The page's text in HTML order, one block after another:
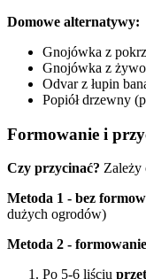
Domowe alternatywy:
Gnojówka z
Gnojówka z
Odvar z łupin
Popiół drzewny
Formowanie i
Czy przycinać? Zależy
Metoda 1 - bez
dużych ogrodów)
Metoda 2 -
Po 5-6 liściu